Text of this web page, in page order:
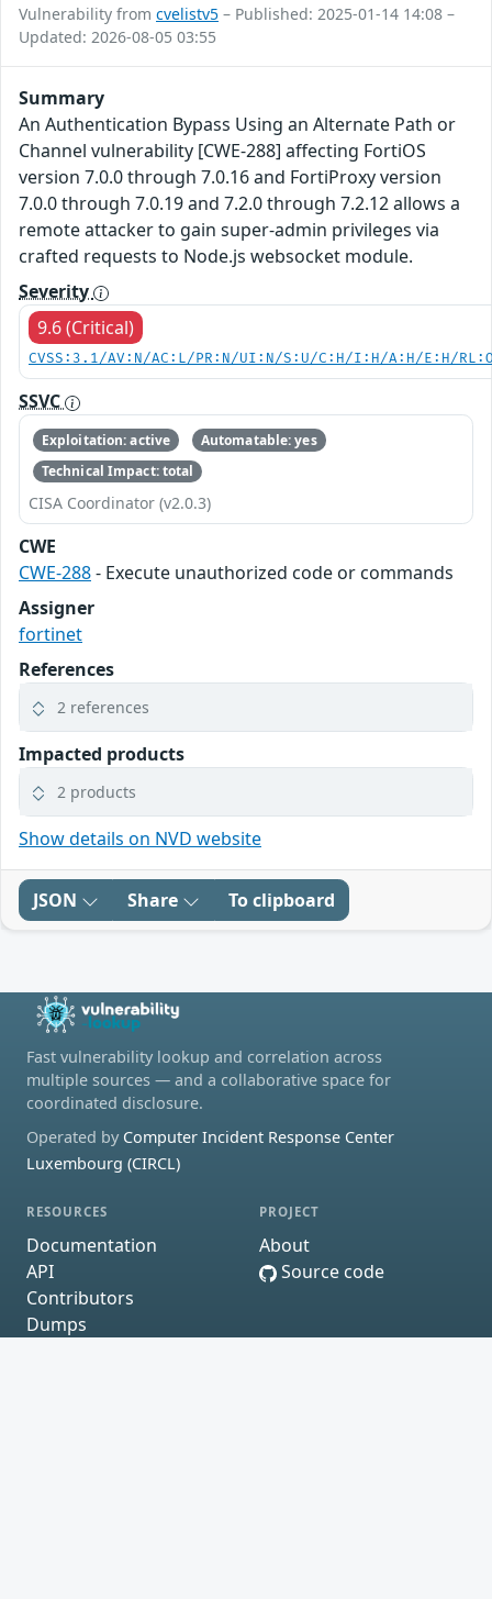
Vulnerability from cvelistv5 – Published: 2025-01-14 14:08 –
Updated: 2026-08-05 03:55
Summary
An Authentication Bypass Using an Alternate Path or
Channel vulnerability [CWE-288] affecting FortiOS
version 7.0.0 through 7.0.16 and FortiProxy version
7.0.0 through 7.0.19 and 7.2.0 through 7.2.12 allows a
remote attacker to gain super-admin privileges via
crafted requests to Node.js websocket module.
Severity
9.6 (Critical)
CVSS:3.1/AV:N/AC:L/PR:N/UI:N/S:U/C:H/I:H/A:H/E:H/
SSVC
Exploitation: active
Automatable: yes
Technical Impact: total
CISA Coordinator (v2.0.3)
CWE
CWE-288- Execute unauthorized code or commands
Assigner
fortinet
References
2 references
Impacted products
2 products
Show details on NVD website
JSON Share To clipboard
Fast vulnerability lookup and correlation across
multiple sources — and a collaborative space for
coordinated disclosure.
Operated by Computer Incident Response Center
Luxembourg (CIRCL)
RESOURCES
Documentation
API
Contributors
Dumps
PROJECT
About
Source code